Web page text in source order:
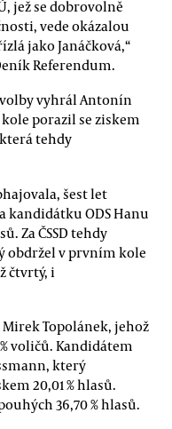
jež se dobrovolně
vede okázalou
jako Janáčková,“
Referendum.
vyhrál Antonín
porazil se ziskem
která tehdy
šest let
ODS Hanu
Za ČSSD tehdy
obdržel v prvním kole
čtvrtý, i
Topolánek, jehož
voličů. Kandidátem
který
20,01 % hlasů.
36,70 % hlasů.